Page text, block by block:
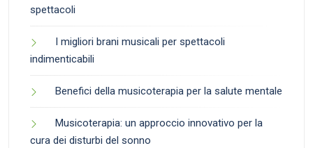
spettacoli
I migliori brani musicali per spettacoli
indimenticabili
Benefici della musicoterapia per la salute mentale
Musicoterapia: un approccio innovativo per la
cura dei disturbi del sonno